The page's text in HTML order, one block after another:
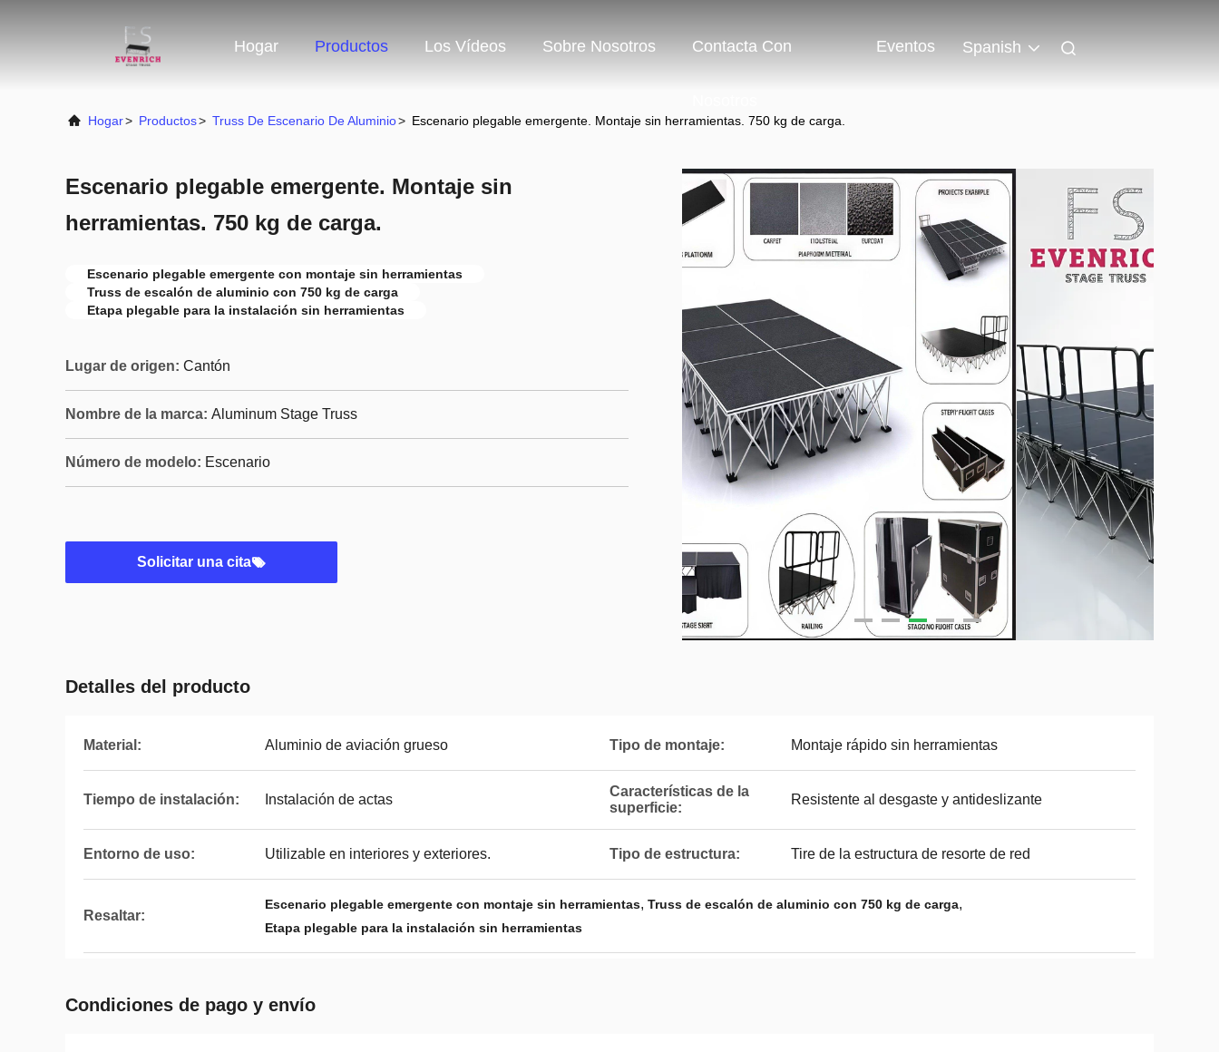
Hogar Productos Los Vídeos Sobre Nosotros Contacta Con Eventos Spanish
Hogar> Productos> Truss De Escenario De Aluminio> Escenario plegable emergente. Montaje sin herramientas. 750 kg de carga.
Escenario plegable emergente. Montaje sin
herramientas. 750 kg de carga.
Escenario plegable emergente con montaje sin herramientas
Truss de escalón de aluminio con 750 kg de carga
Etapa plegable para la instalación sin herramientas
Lugar de origen: Cantón
Nombre de la marca: Aluminum Stage Truss
Número de modelo: Escenario
Solicitar una cita
Detalles del producto
Material: Aluminio de aviación grueso Tipo de montaje: Montaje rápido sin herramientas
Tiempo de instalación: Instalación de actas
Características de la
superficie:
Resistente al desgaste y antideslizante
Entorno de uso: Utilizable en interiores y exteriores. Tipo de estructura: Tire de la estructura de resorte de red
Resaltar:
Escenario plegable emergente con montaje sin herramientas, Truss de escalón de aluminio con 750 kg de carga,
Etapa plegable para la instalación sin herramientas
Condiciones de pago y envío